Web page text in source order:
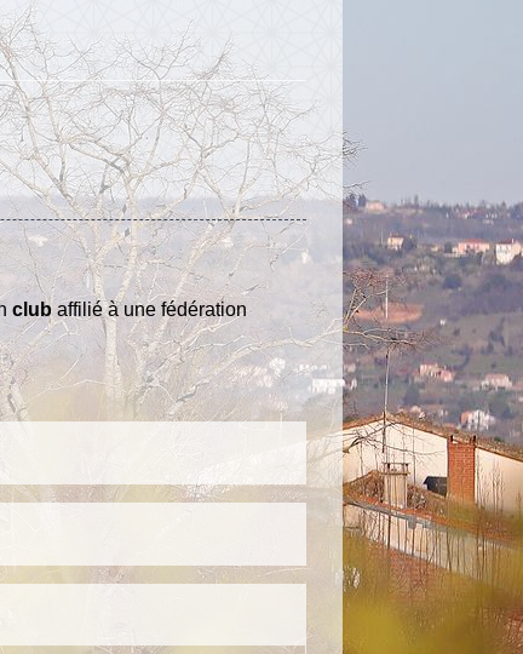
clubaffilié à une fédération